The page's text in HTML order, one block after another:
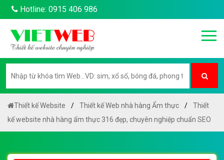
Hotline: 0915 406 986
Thiết kế Website Thiết kế Web nhà hàng Ẩm thực
Thiết
kế website nhà hàng ẩm thực 316 đẹp, chuyên nghiệp chuẩn SEO